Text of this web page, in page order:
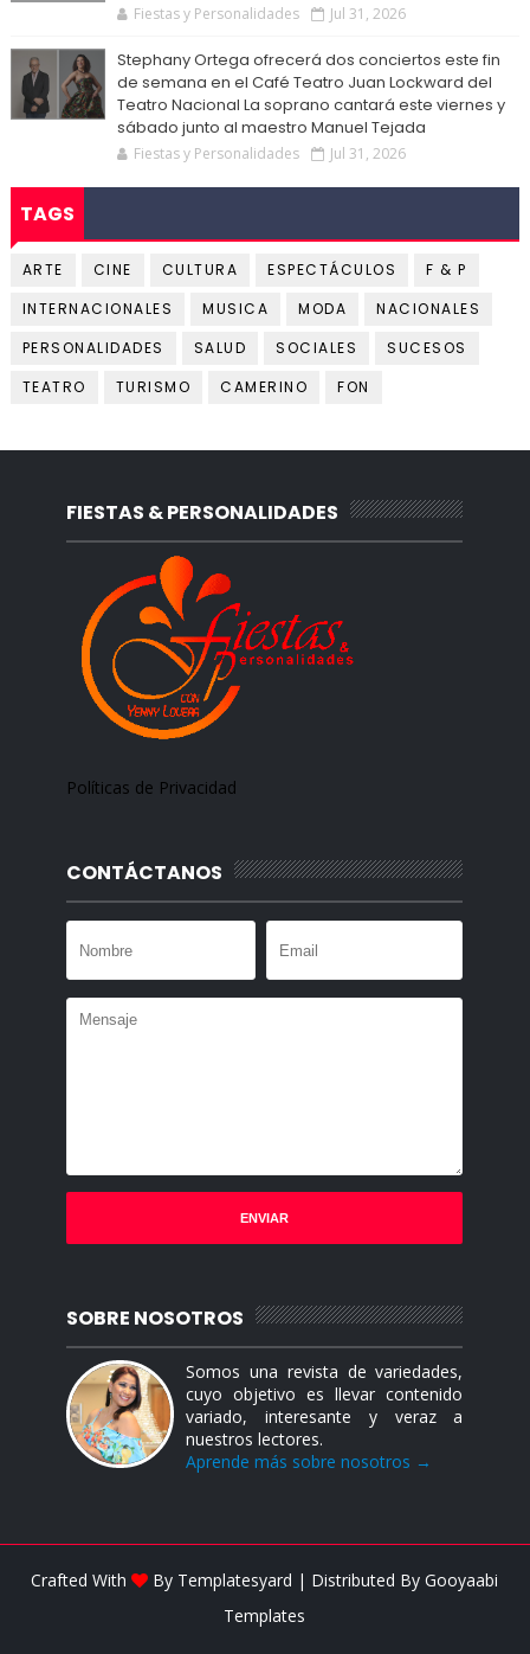
Fiestas y Personalidades Jul 31, 2026
Stephany Ortega ofrecerá dos conciertos este fin
de semana en el Café Teatro Juan Lockward del
Teatro Nacional La soprano cantará este viernes y
sábado junto al maestro Manuel Tejada
Fiestas y Personalidades Jul 31, 2026
TAGS
ARTE CINE CULTURA ESPECTÁCULOS
F & P
INTERNACIONALES
MUSICA MODA
NACIONALES
PERSONALIDADES
SALUD SOCIALES
SUCESOS
TEATRO
TURISMO CAMERINO FON
FIESTAS & PERSONALIDADES
Políticas de Privacidad
CONTÁCTANOS
SOBRE NOSOTROS
Somos una revista de variedades,
cuyo objetivo es llevar contenido
variado, interesante y veraz a
nuestros lectores.
Aprende más sobre nosotros →
Crafted With By Templatesyard | Distributed ByGooyaabi
Templates